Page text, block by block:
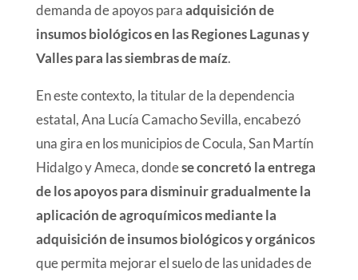
demanda de apoyos paraadquisición de
insumos biológicos en las Regiones Lagunas y
Valles para las siembras de maíz.
En este contexto, la titular de la dependencia
estatal, Ana Lucía Camacho Sevilla, encabezó
una gira en los municipios de Cocula, San Martín
Hidalgo y Ameca, dondese concretó la entrega
de los apoyos para disminuir gradualmente la
aplicación de agroquímicos mediante la
adquisición de insumos biológicos y orgánicos
que permita mejorar el suelo de las unidades de